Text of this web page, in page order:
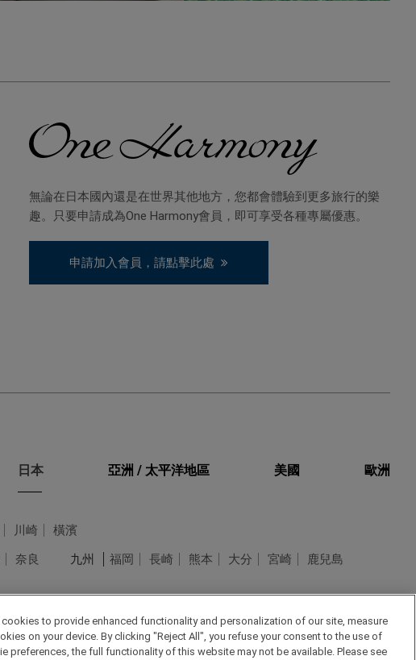
無論在日本國內還是在世界其他地方，您都會體驗到更多旅行的樂
趣。只要申請成為One Harmony會員，即可享受各種專屬優惠。
申請加入會員，請點擊此處
日本 亞洲 / 太平洋地區 美國 歐洲
川崎
橫濱
奈良 九州 福岡 長崎 熊本 大分 宮崎
鹿兒島
to provide enhanced functionality and personalization of our site, measure
on your device. By clicking "Reject All", you refuse your consent to the use of
the full functionality of this website may not be available. Please see